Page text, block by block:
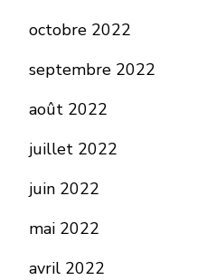
octobre 2022
septembre 2022
août 2022
juillet 2022
juin 2022
mai 2022
avril 2022